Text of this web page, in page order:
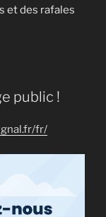
et des rafales
public !
fr/